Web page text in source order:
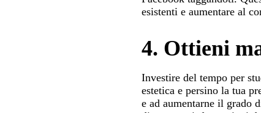
esistenti e aumentare al
4. Ottieni
Investire del tempo per
estetica e persino la tua
e ad aumentarne il grado